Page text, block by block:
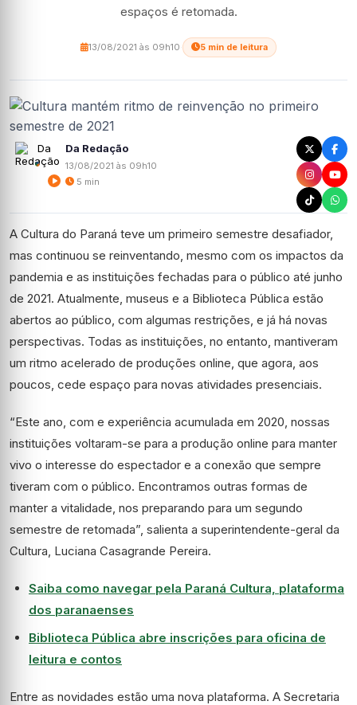
espaços é retomada.
13/08/2021 às 09h10 5 min de leitura
Da Redação
13/08/2021 às 09h10
5 min
A Cultura do Paraná teve um primeiro semestre desafiador,
mas continuou se reinventando, mesmo com os impactos da
pandemia e as instituições fechadas para o público até junho
de 2021. Atualmente, museus e a Biblioteca Pública estão
abertos ao público, com algumas restrições, e já há novas
perspectivas. Todas as instituições, no entanto, mantiveram
um ritmo acelerado de produções online, que agora, aos
poucos, cede espaço para novas atividades presenciais.
“Este ano, com e experiência acumulada em 2020, nossas
instituições voltaram-se para a produção online para manter
vivo o interesse do espectador e a conexão que sempre
tiveram com o público. Encontramos outras formas de
manter a vitalidade, nos preparando para um segundo
semestre de retomada”, salienta a superintendente-geral da
Cultura, Luciana Casagrande Pereira.
Saiba como navegar pela Paraná Cultura, plataforma
dos paranaenses
Biblioteca Pública abre inscrições para oficina de
leitura e contos
Entre as novidades estão uma nova plataforma. A Secretaria